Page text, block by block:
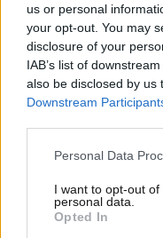
us or personal
your opt-out. You may
disclosure of your
IAB’s list of
also be disclosed by us
Downstream
Please note that this
not limited to your visit
grant or deny consent
use your data for
Personal Data
I want to opt-out
personal data.
Opted In
Οι μαζέψει οι
στο WC τους
καταδικαστικές